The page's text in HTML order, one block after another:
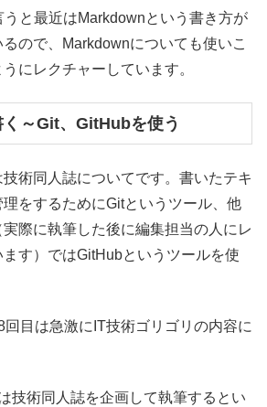
うと最近はMarkdownという書き方が
ので、Markdownについても使いこ
にレクチャーしています。
～Git、GitHubを使う
術同人誌についてです。書いたテキ
をするためにGitというツール、他
際に執筆した後に編集担当の人にレ
す）ではGitHubというツールを使
目は急激にIT技術ゴリゴリの内容に
技術同人誌を企画して執筆するとい